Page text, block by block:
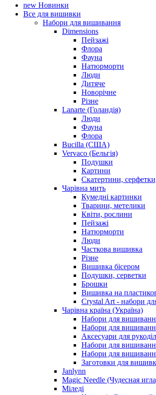
new Новинки
Все для вишивки
Набори для вишивання
Dimensions
Пейзажі
Флора
Фауна
Натюрморти
Люди
Дитяче
Новорічне
Різне
Lanarte (Голандія)
Люди
Фауна
Флора
Bucilla (США)
Vervaco (Бельгія)
Подушки
Картини
Скатертини,
Чарiвна мить
Кумедні картинки
Тварини, метелики
Квіти, рослини
Пейзажі
Натюрморти
Люди
Часткова вишивка
Різне
Вишивка бісером
Подушки, серветки
Брошки
Вишивка на
Crystal Art - набори
Чарівна країна (Україна)
Набори для
Набори для
Аксесуари для
Набори для
Набори для
Заготовки для
Janlynn
Magic Needle (Чудесная
Міледі